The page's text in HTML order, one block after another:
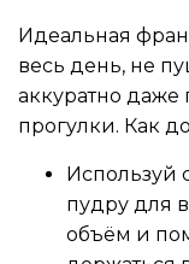
Идеальная
весь день, не
аккуратно даже
прогулки. Как
Используй
пудру для
объём и